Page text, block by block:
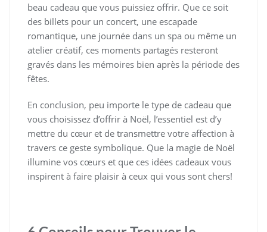
beau cadeau que vous puissiez offrir. Que ce soit
des billets pour un concert, une escapade
romantique, une journée dans un spa ou même un
atelier créatif, ces moments partagés resteront
gravés dans les mémoires bien après la période des
fêtes.
En conclusion, peu importe le type de cadeau que
vous choisissez d’offrir à Noël, l’essentiel est d’y
mettre du cœur et de transmettre votre affection à
travers ce geste symbolique. Que la magie de Noël
illumine vos cœurs et que ces idées cadeaux vous
inspirent à faire plaisir à ceux qui vous sont chers!